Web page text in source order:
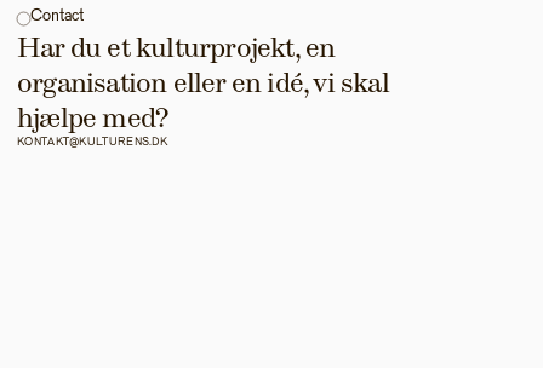
Contact
Har du et kulturprojekt, en
organisation eller en idé, vi skal
hjælpe med?
KONTAKT@KULTURENS.DK